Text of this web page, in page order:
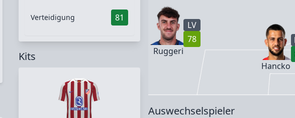
Verteidigung 81
Kits
Hancko
LV
78
Ruggeri
Auswechselspieler